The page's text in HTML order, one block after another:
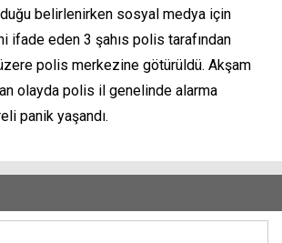
belirlenirken sosyal medya için
ifade eden 3 şahıs polis tarafından
polis merkezine götürüldü. Akşam
olayda polis il genelinde alarma
panik yaşandı.